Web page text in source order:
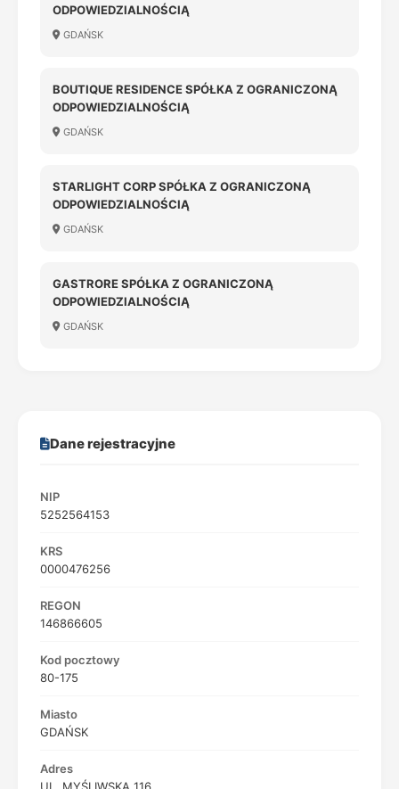
ODPOWIEDZIALNOŚCIĄ
GDAŃSK
BOUTIQUE RESIDENCE SPÓŁKA Z OGRANICZONĄ
ODPOWIEDZIALNOŚCIĄ
GDAŃSK
STARLIGHT CORP SPÓŁKA Z OGRANICZONĄ
ODPOWIEDZIALNOŚCIĄ
GDAŃSK
GASTRORE SPÓŁKA Z OGRANICZONĄ
ODPOWIEDZIALNOŚCIĄ
GDAŃSK
Dane rejestracyjne
NIP
5252564153
KRS
0000476256
REGON
146866605
Kod pocztowy
80-175
Miasto
GDAŃSK
Adres